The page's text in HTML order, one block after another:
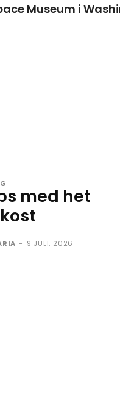
Museum i
med het
- 9 JULI, 2026